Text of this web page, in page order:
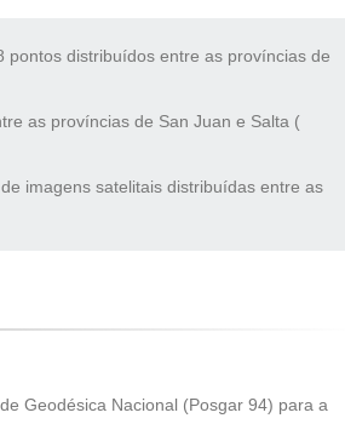
distribuídos entre as províncias de
as províncias de San Juan e Salta (
imagens satelitais distribuídas entre as
Geodésica Nacional (Posgar 94) para a